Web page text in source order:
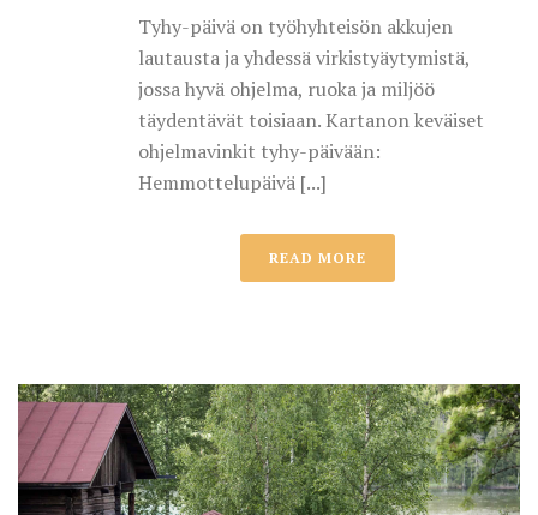
Tyhy-päivä on työhyhteisön akkujen
lautausta ja yhdessä virkistyäytymistä,
jossa hyvä ohjelma, ruoka ja miljöö
täydentävät toisiaan. Kartanon keväiset
ohjelmavinkit tyhy-päivään:
Hemmottelupäivä [...]
READ MORE